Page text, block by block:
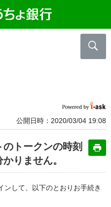
公開日時 2020/03/04 19:08
トークンの時刻
りません。
ンして、以下のとおりお手続き